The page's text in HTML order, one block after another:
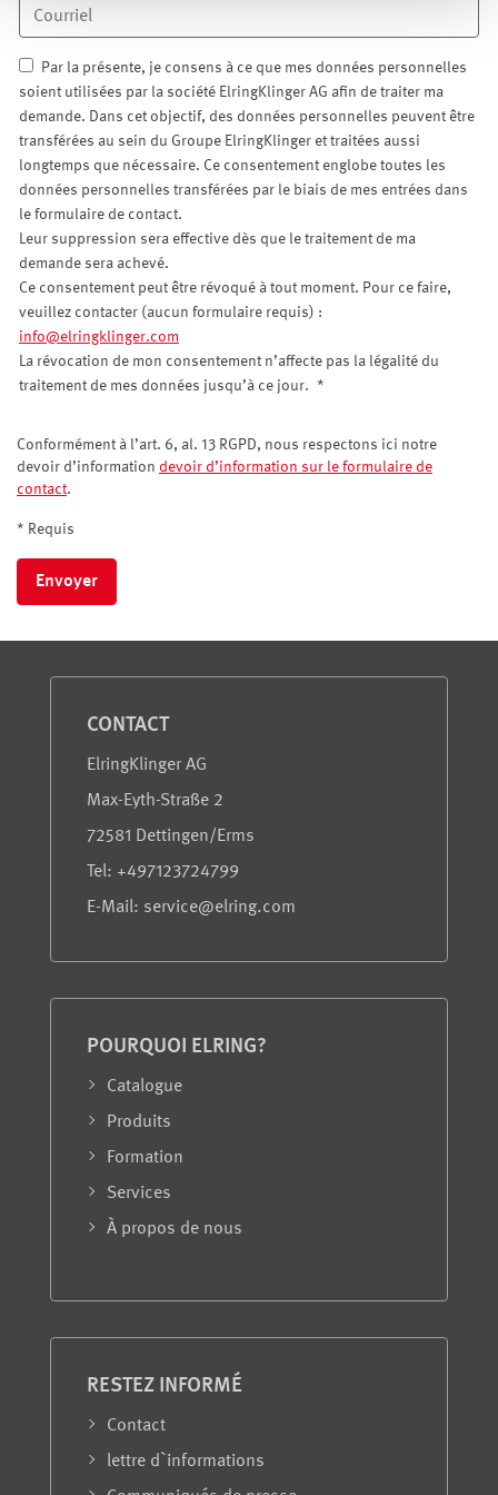
Par la présente, je consens à ce que mes données personnelles
soient utilisées par la société ElringKlinger AG afin de traiter ma
demande. Dans cet objectif, des données personnelles peuvent être
transférées au sein du Groupe ElringKlinger et traitées aussi
longtemps que nécessaire. Ce consentement englobe toutes les
données personnelles transférées par le biais de mes entrées dans
le formulaire de contact.
Leur suppression sera effective dès que le traitement de ma
demande sera achevé.
Ce consentement peut être révoqué à tout moment. Pour ce faire,
veuillez contacter (aucun formulaire requis) :
info@elringklinger.com
La révocation de mon consentement n’affecte pas la légalité du
traitement de mes données jusqu’à ce jour. *
Conformément à l’art. 6, al. 13 RGPD, nous respectons ici notre
devoir d’information devoir d’information sur le formulaire de
contact.
* Requis
Envoyer
CONTACT
ElringKlinger AG
Max-Eyth-Straße 2
72581 Dettingen/Erms
Tel: +497123724799
E-Mail: service@elring.com
POURQUOI ELRING?
Catalogue
Produits
Formation
Services
À propos de nous
RESTEZ INFORMÉ
Contact
lettre d`informations